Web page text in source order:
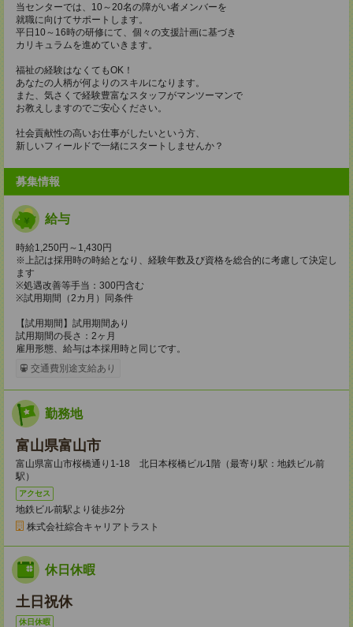
当センターでは、10～20名の障がい者メンバーを
就職に向けてサポートします。
平日10～16時の研修にて、個々の支援計画に基づき
カリキュラムを進めていきます。
福祉の経験はなくてもOK！
あなたの人柄が何よりのスキルになります。
また、気さくで経験豊富なスタッフがマンツーマンで
お教えしますのでご安心ください。
社会貢献性の高いお仕事がしたいという方、
新しいフィールドで一緒にスタートしませんか？
募集情報
給与
時給1,250円～1,430円
※上記は採用時の時給となり、経験年数及び資格を総合的に考慮して決定し
ます
※処遇改善等手当：300円含む
※試用期間（2カ月）同条件
【試用期間】試用期間あり
試用期間の長さ：2ヶ月
雇用形態、給与は本採用時と同じです。
交通費別途支給あり
勤務地
富山県富山市
富山県富山市桜橋通り1-18 北日本桜橋ビル1階（最寄り駅：地鉄ビル前
駅）
アクセス
地鉄ビル前駅より徒歩2分
株式会社綜合キャリアトラスト
休日休暇
土日祝休
休日休暇